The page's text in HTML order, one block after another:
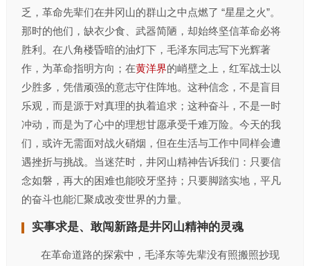
乏，革命先辈们在井冈山的群山之中点燃了 “星星之火”。
那时的他们，缺衣少食、武器简陋，却始终坚信革命必将
胜利。在八角楼昏暗的油灯下，毛泽东同志写下光辉著
作，为革命指明方向；在黄洋界的峭壁之上，红军战士以
少胜多，凭借顽强的意志守住阵地。这种信念，不是盲目
乐观，而是源于对真理的执着追求；这种奋斗，不是一时
冲动，而是为了心中的理想甘愿承受千难万险。今天的我
们，或许无需面对战火硝烟，但在生活与工作中同样会遭
遇挫折与挑战。当迷茫时，井冈山精神告诉我们：只要信
念如磐，再大的困难也能咬牙坚持；只要脚踏实地，平凡
的奋斗也能汇聚成改变世界的力量。​
实事求是、敢闯新路是井冈山精神的灵魂
在革命道路的探索中，毛泽东等先辈没有照搬照抄现